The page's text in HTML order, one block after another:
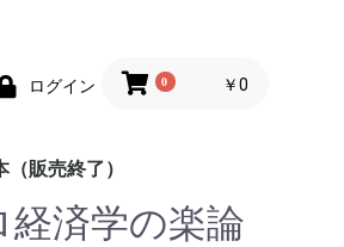
ログイン 0 ￥0
販売終了）
100円均一
ポケットカラーブック
趣味
辞典
地図
脳のトレーニング
練習帳
100円均一
英会話
しかけ絵本
童話
工作
学習ドリル
あそび
もじ練習帳
経済学の楽論